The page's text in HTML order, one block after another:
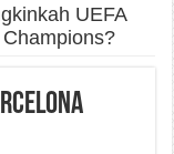
UEFA